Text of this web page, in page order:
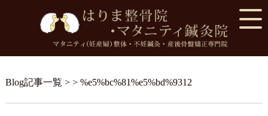
Blog記事一覧 > > %e5%bc%81%e5%bd%9312